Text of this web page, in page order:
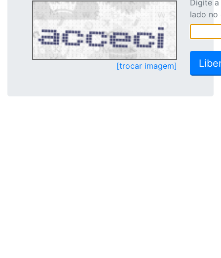
[trocar imagem]
Digite
lado no